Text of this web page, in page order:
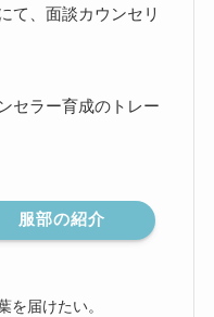
て、面談カウンセリ
セラー育成のトレー
服部の紹介
を届けたい。